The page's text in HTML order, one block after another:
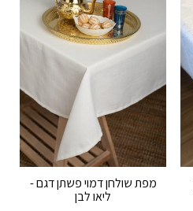
מפת שולחן דמוי פשתן דגם -
ליאו לבן